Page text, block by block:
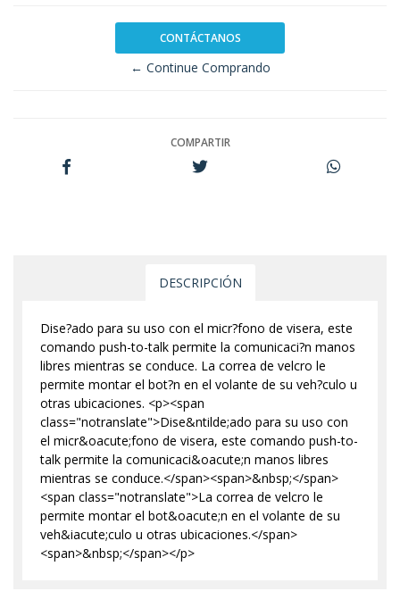
CONTÁCTANOS
← Continue Comprando
COMPARTIR
DESCRIPCIÓN
Dise?ado para su uso con el micr?fono de visera, este
comando push-to-talk permite la comunicaci?n manos
libres mientras se conduce. La correa de velcro le
permite montar el bot?n en el volante de su veh?culo u
otras ubicaciones. <p><span
class="notranslate">Dise&ntilde;ado para su uso con
el micr&oacute;fono de visera, este comando push-to-
talk permite la comunicaci&oacute;n manos libres
mientras se conduce.</span><span>&nbsp;</span>
<span class="notranslate">La correa de velcro le
permite montar el bot&oacute;n en el volante de su
veh&iacute;culo u otras ubicaciones.</span>
<span>&nbsp;</span></p>